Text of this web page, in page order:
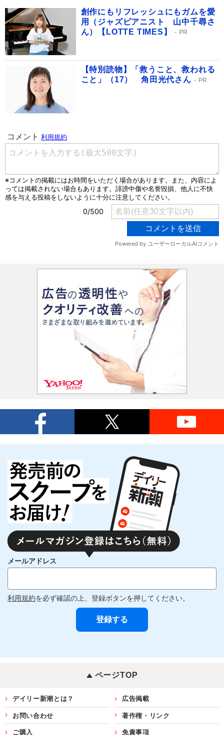
創作にもリフレッシュにもガムを愛
用（ジャズピアニスト 山中千尋さ
ん）【LOTTE TIMES】
PR
【特別読物】「救うこと、救われる
こと」（17） 角田光代さん
PR
メールアドレス
利用規約を必ず確認の上、登録ボタンを押してください。
ページTOP
デイリー新潮とは？ 広告掲載
お問い合わせ 著作権・リンク
ご購入 免責事項